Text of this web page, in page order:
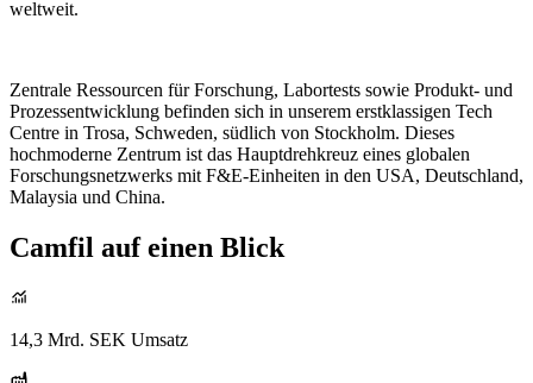
weltweit.
Zentrale Ressourcen für Forschung, Labortests sowie Produkt- und
Prozessentwicklung befinden sich in unserem erstklassigen Tech
Centre in Trosa, Schweden, südlich von Stockholm. Dieses
hochmoderne Zentrum ist das Hauptdrehkreuz eines globalen
Forschungsnetzwerks mit F&E-Einheiten in den USA, Deutschland,
Malaysia und China.
Camfil auf einen Blick
14,3 Mrd. SEK Umsatz